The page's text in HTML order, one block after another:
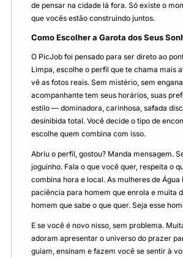
de pensar na cidade lá fora. Só existe o
que vocês estão construindo juntos.
Como Escolher a Garota dos Seus
O PicJob foi pensado para ser direto ao
Limpa, escolhe o perfil que te chama mais
vê as fotos reais. Sem mistério, sem
acompanhante tem seus horários, suas
estilo — dominadora, carinhosa, safada
desinibida total. Você decide o tipo de
escolhe quem combina com isso.
Abriu o perfil, gostou? Manda mensagem.
joguinho. Fala o que você quer, respeita o
combina hora e local. As mulheres de Água
paciência para homem que enrola e muita
homem que sabe o que quer. Seja esse
E se você é novo nisso, sem problema.
adoram apresentar o universo do prazer
guiam, ensinam e fazem você se sentir à